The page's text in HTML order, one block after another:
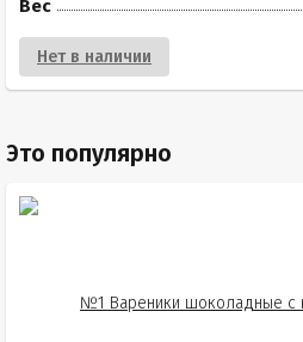
Вес
Нет в наличии
Это популярно